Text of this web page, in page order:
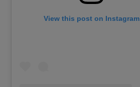
View this post on Instagram